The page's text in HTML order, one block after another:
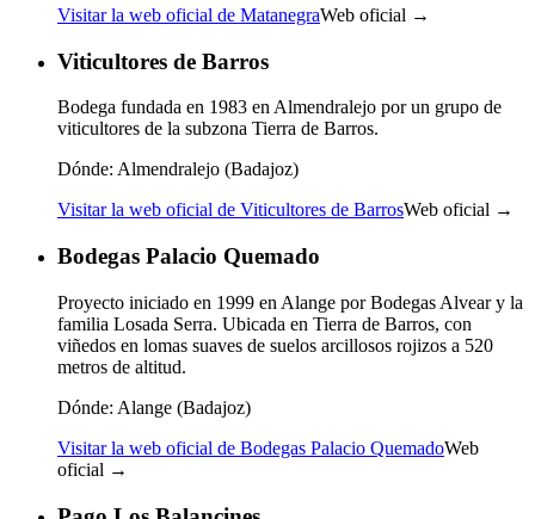
Visitar la web oficial de MatanegraWeb oficial →
Viticultores de Barros
Bodega fundada en 1983 en Almendralejo por un grupo de
viticultores de la subzona Tierra de Barros.
Dónde: Almendralejo (Badajoz)
Visitar la web oficial de Viticultores de BarrosWeb oficial →
Bodegas Palacio Quemado
Proyecto iniciado en 1999 en Alange por Bodegas Alvear y la
familia Losada Serra. Ubicada en Tierra de Barros, con
viñedos en lomas suaves de suelos arcillosos rojizos a 520
metros de altitud.
Dónde: Alange (Badajoz)
Visitar la web oficial de Bodegas Palacio QuemadoWeb
oficial →